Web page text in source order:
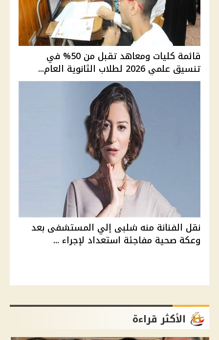
قائمة كليات ومعاهد تقبل من 50% في
تنسيق علمي 2026 لطلاب الثانوية العام...
نقل الفنانة منه شلبى إلي المستشفى بعد
وعكة صحية مفاجئة استعداد لإجراء ...
الأكثر قراءة